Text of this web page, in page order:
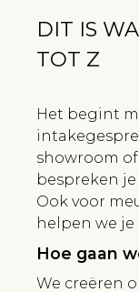
DIT IS
TOT Z
Het begint
showroom
bespreken
Ook voor
helpen we je
Hoe gaan
We creëren